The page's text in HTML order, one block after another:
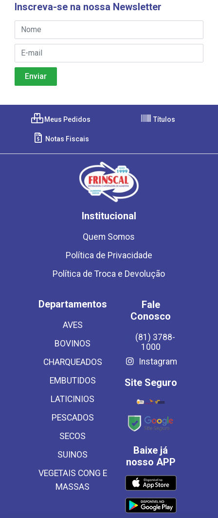
Inscreva-se na nossa Newsletter
Meus Pedidos Títulos
Notas Fiscais
Institucional
Quem Somos
Política de Privacidade
Política de Troca e Devolução
Departamentos
AVES
BOVINOS
CHARQUEADOS
EMBUTIDOS
LATICINIOS
PESCADOS
SECOS
SUINOS
VEGETAIS CONG E
MASSAS
Fale
Conosco
(81) 3788-
1000
Instagram
Site Seguro
Baixe já
nosso APP